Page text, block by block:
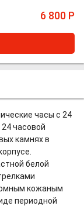
6 800 Р
часы с 24
часовой
камнях в
белой
кожаным
периодной